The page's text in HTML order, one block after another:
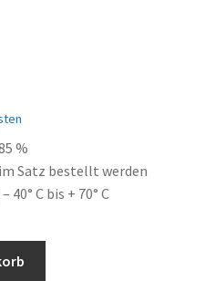
%
Satz bestellt werden
C bis + 70° C